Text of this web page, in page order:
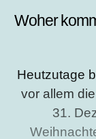
Woher
Heutzutage
vor allem
31.